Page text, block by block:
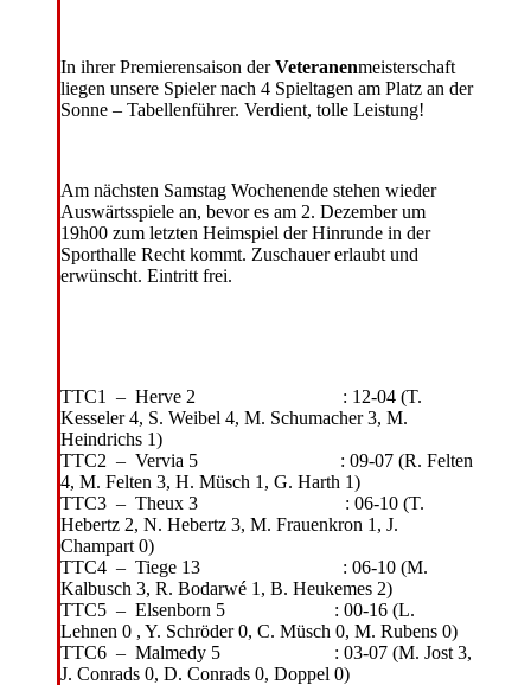
In ihrer Premierensaison derVeteranenmeisterschaft
liegen unsere Spieler nach 4 Spieltagen am Platz an der
Sonne – Tabellenführer. Verdient, tolle Leistung!
Am nächsten Samstag Wochenende stehen wieder
Auswärtsspiele an, bevor es am 2. Dezember um
19h00 zum letzten Heimspiel der Hinrunde in der
Sporthalle Recht kommt. Zuschauer erlaubt und
erwünscht. Eintritt frei.
TTC1 – Herve 2 : 12-04 (T.
Kesseler 4, S. Weibel 4, M. Schumacher 3, M.
Heindrichs 1)
TTC2 – Vervia 5 : 09-07 (R. Felten
4, M. Felten 3, H. Müsch 1, G. Harth 1)
TTC3 – Theux 3 : 06-10 (T.
Hebertz 2, N. Hebertz 3, M. Frauenkron 1, J.
Champart 0)
TTC4 – Tiege 13 : 06-10 (M.
Kalbusch 3, R. Bodarwé 1, B. Heukemes 2)
TTC5 – Elsenborn 5 : 00-16 (L.
Lehnen 0 , Y. Schröder 0, C. Müsch 0, M. Rubens 0)
TTC6 – Malmedy 5 : 03-07 (M. Jost 3,
J. Conrads 0, D. Conrads 0, Doppel 0)